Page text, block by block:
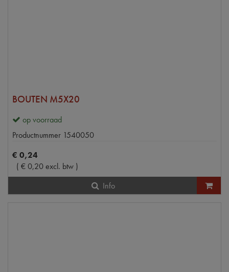
BOUTEN M5X20
op voorraad
Productnummer 1540050
€ 0,24
( €0,20excl. btw )
Info